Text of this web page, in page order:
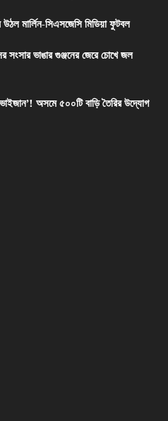
মার্লিন-সিএসজেসি মিডিয়া ফুটবল
সংসার ভাঙার গুঞ্জনের জেরে চোখে জল
অসমে ৫০০টি বাড়ি তৈরির উদ্যোগ